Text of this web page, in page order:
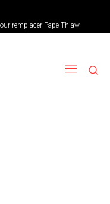
remplacer Pape Thiaw